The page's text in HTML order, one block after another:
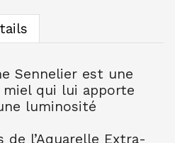
EXTRA FINE TUBE 10 ML
€ TTC
FINE TUBE 10 ML
302
10.99 € TTC
Sennelier est une
miel qui lui apporte
luminosité
de l’Aquarelle Extra-